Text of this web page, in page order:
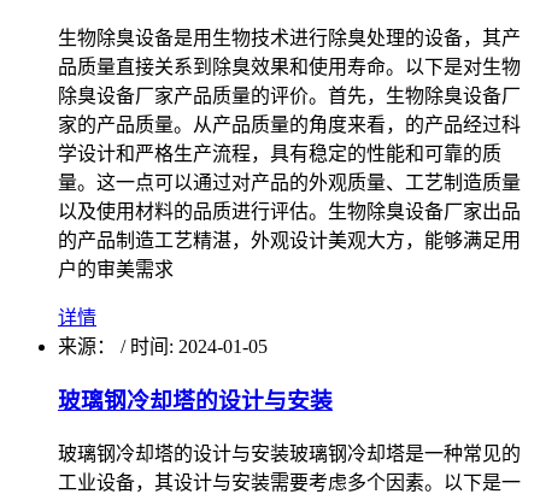
生物除臭设备是用生物技术进行除臭处理的设备，其产
品质量直接关系到除臭效果和使用寿命。以下是对生物
除臭设备厂家产品质量的评价。首先，生物除臭设备厂
家的产品质量。从产品质量的角度来看，的产品经过科
学设计和严格生产流程，具有稳定的性能和可靠的质
量。这一点可以通过对产品的外观质量、工艺制造质量
以及使用材料的品质进行评估。生物除臭设备厂家出品
的产品制造工艺精湛，外观设计美观大方，能够满足用
户的审美需求
详情
来源：
/ 时间: 2024-01-05
玻璃钢冷却塔的设计与安装
玻璃钢冷却塔的设计与安装玻璃钢冷却塔是一种常见的
工业设备，其设计与安装需要考虑多个因素。以下是一